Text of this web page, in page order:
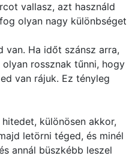
vallasz, azt használd
olyan nagy különbséget
van. Ha időt szánsz arra,
rossznak tűnni, hogy
van rájuk. Ez tényleg
különösen akkor,
letörni téged, és minél
annál büszkébb leszel